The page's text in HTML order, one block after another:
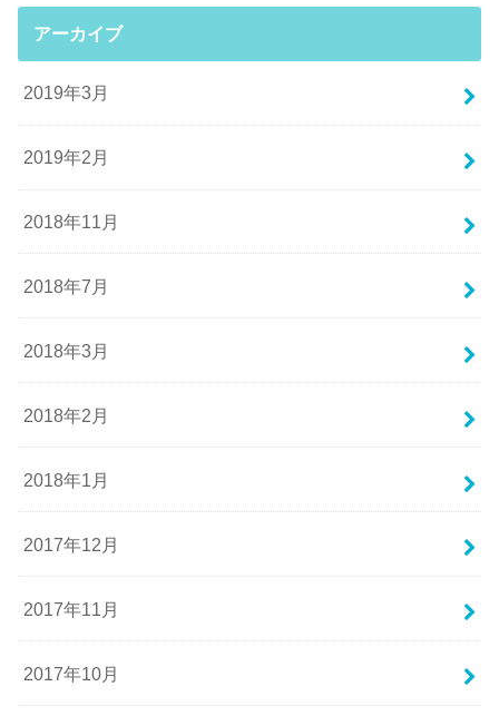
アーカイブ
2019年3月
2019年2月
2018年11月
2018年7月
2018年3月
2018年2月
2018年1月
2017年12月
2017年11月
2017年10月